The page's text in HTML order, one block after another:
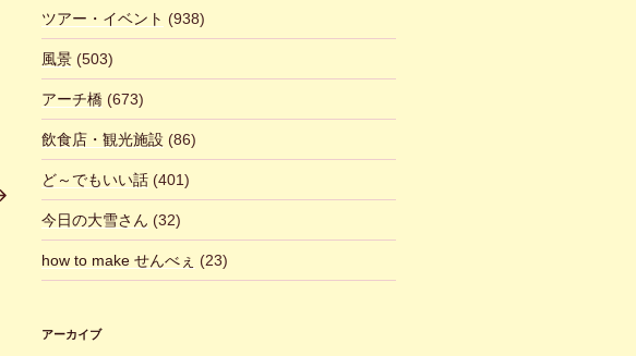
ツアー・イベント (938)
風景(503)
アーチ橋(673)
飲食店・観光施設 (86)
ど～でもいい話(401)
今日の大雪さん (32)
how to make せんべぇ (23)
アーカイブ